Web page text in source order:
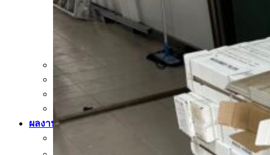
ควอทซ์ สโตน
ยิปซี ไทล์
กระเบื้องหกเหลี่ยม
อ่างล้างหน้าเซรามิค
ปูนกาวยาเเนวเวเบอร์
ผลงานกระเบื้อง